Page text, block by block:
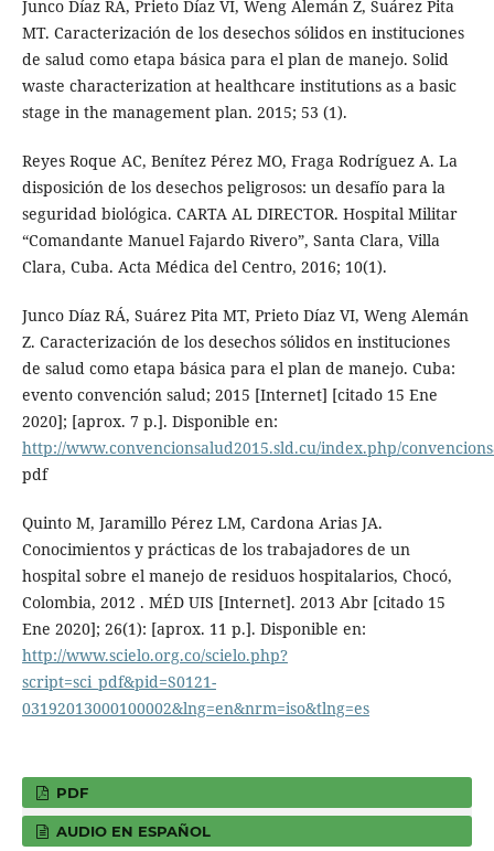
Junco Díaz RA, Prieto Díaz VI, Weng Alemán Z, Suárez Pita
MT. Caracterización de los desechos sólidos en instituciones
de salud como etapa básica para el plan de manejo. Solid
waste characterization at healthcare institutions as a basic
stage in the management plan. 2015; 53 (1).
Reyes Roque AC, Benítez Pérez MO, Fraga Rodríguez A. La
disposición de los desechos peligrosos: un desafío para la
seguridad biológica. CARTA AL DIRECTOR. Hospital Militar
“Comandante Manuel Fajardo Rivero”, Santa Clara, Villa
Clara, Cuba. Acta Médica del Centro, 2016; 10(1).
Junco Díaz RÁ, Suárez Pita MT, Prieto Díaz VI, Weng Alemán
Z. Caracterización de los desechos sólidos en instituciones
de salud como etapa básica para el plan de manejo. Cuba:
evento convención salud; 2015 [Internet] [citado 15 Ene
2020]; [aprox. 7 p.]. Disponible en:
http://www.convencionsalud2015.sld.cu/index.php/
pdf
Quinto M, Jaramillo Pérez LM, Cardona Arias JA.
Conocimientos y prácticas de los trabajadores de un
hospital sobre el manejo de residuos hospitalarios, Chocó,
Colombia, 2012 . MÉD UIS [Internet]. 2013 Abr [citado 15
Ene 2020]; 26(1): [aprox. 11 p.]. Disponible en:
http://www.scielo.org.co/scielo.php?
script=sci_pdf&pid=S0121-
03192013000100002&lng=en&nrm=iso&tlng=es
PDF
AUDIO EN ESPAÑOL